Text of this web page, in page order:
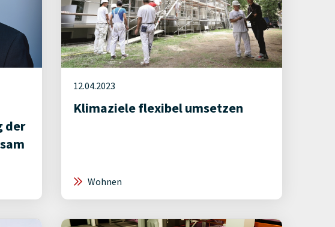
der
12.04.2023
Klimaziele flexibel umsetzen
Wohnen